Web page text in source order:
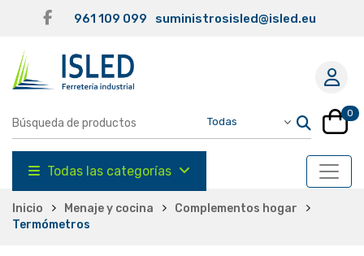
961 109 099 suministrosisled@isled.eu
0
Todas las categorías
Inicio Menaje y cocina
Complementos hogar
Termómetros